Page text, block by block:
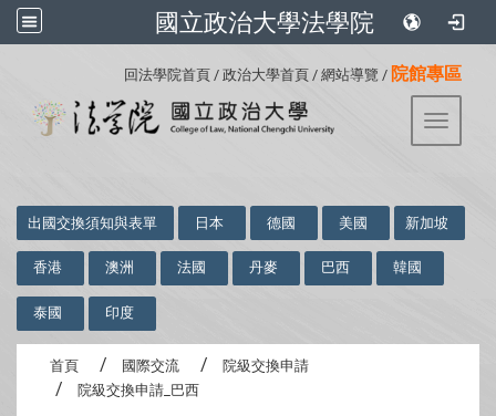
國立政治大學法學院
回法學院首頁 / 政治大學首頁 / 網站導覽 / 院館專區
Toggle
出國交換須知與表單 日本 德國 美國 新加坡
香港 澳洲 法國 丹麥 巴西 韓國
泰國 印度
首頁 國際交流
院級交換申請
院級交換申請_巴西